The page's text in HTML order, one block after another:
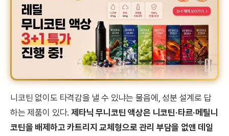
니코틴 없이도 타격감을 낼 수 있냐는 물음에, 성분 설계로 답
하는 제품이 있다. 제타닉 무니코틴 액상은 니코틴·타르·메틸니
코틴을 배제하고 카트리지 교체형으로 관리 부담을 없앤 데일